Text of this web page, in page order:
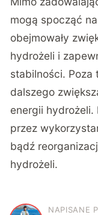
mogą spocząć
obejmowały
hydrożeli i
stabilności.
dalszego
energii hydrożeli.
przez
bądź
hydrożeli.
NAPISANE